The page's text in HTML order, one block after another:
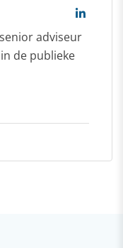
adviseur
de publieke